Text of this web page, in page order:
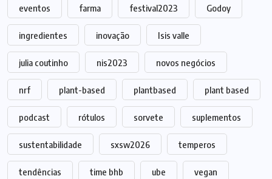
eventos farma festival2023 Godoy
ingredientes inovação Isis valle
julia coutinho nis2023 novos negócios
nrf plant-based plantbased plant based
podcast rótulos sorvete suplementos
sustentabilidade sxsw2026 temperos
tendências time bhb ube vegan